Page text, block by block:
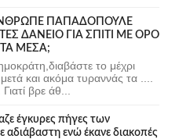
ΠΑΠΑΔΟΠΟΥΛΕ
ΔΑΝΕΙΟ ΓΙΑ ΣΠΙΤΙ ΜΕ ΟΡΟ
ΜΕΣΑ;
το μέχρι
και ακόμα τυραννάς τα ....
βρε άθ...
έγκυρες πήγες των
ενώ έκανε διακοπές